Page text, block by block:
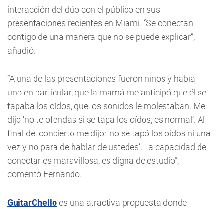
interacción del dúo con el público en sus
presentaciones recientes en Miami. “Se conectan
contigo de una manera que no se puede explicar”,
añadió.
“A una de las presentaciones fueron niños y había
uno en particular, que la mamá me anticipó que él se
tapaba los oídos, que los sonidos le molestaban. Me
dijo ‘no te ofendas si se tapa los oídos, es normal’. Al
final del concierto me dijo: ‘no se tapó los oídos ni una
vez y no para de hablar de ustedes’. La capacidad de
conectar es maravillosa, es digna de estudio”,
comentó Fernando.
GuitarChelloes una atractiva propuesta donde